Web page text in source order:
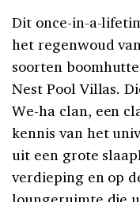
Dit once-in-a-
het regenwoud
soorten
Nest Pool Villas.
We-ha clan, een
kennis van het
uit een grote
verdieping en op